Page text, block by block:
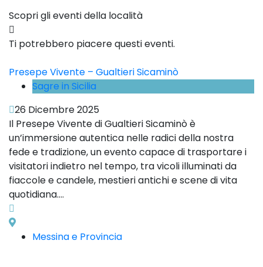
Scopri gli eventi della località
Ti potrebbero piacere questi eventi.
Presepe Vivente – Gualtieri Sicaminò
Sagre in Sicilia
26 Dicembre 2025
Il Presepe Vivente di Gualtieri Sicaminò è
un’immersione autentica nelle radici della nostra
fede e tradizione, un evento capace di trasportare i
visitatori indietro nel tempo, tra vicoli illuminati da
fiaccole e candele, mestieri antichi e scene di vita
quotidiana....
Messina e Provincia